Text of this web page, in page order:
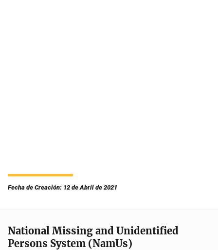
Fecha de Creación: 12 de Abril de 2021
National Missing and Unidentified
Persons System (NamUs)